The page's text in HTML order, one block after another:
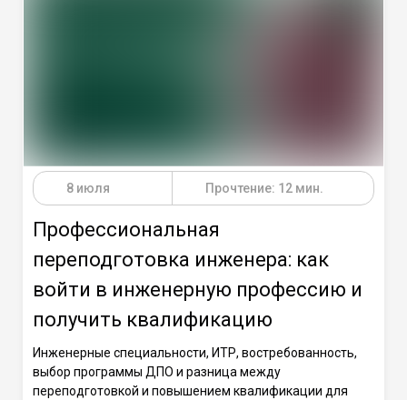
8 июля Прочтение: 12 мин.
Профессиональная
переподготовка инженера: как
войти в инженерную профессию и
получить квалификацию
Инженерные специальности, ИТР, востребованность,
выбор программы ДПО и разница между
переподготовкой и повышением квалификации для